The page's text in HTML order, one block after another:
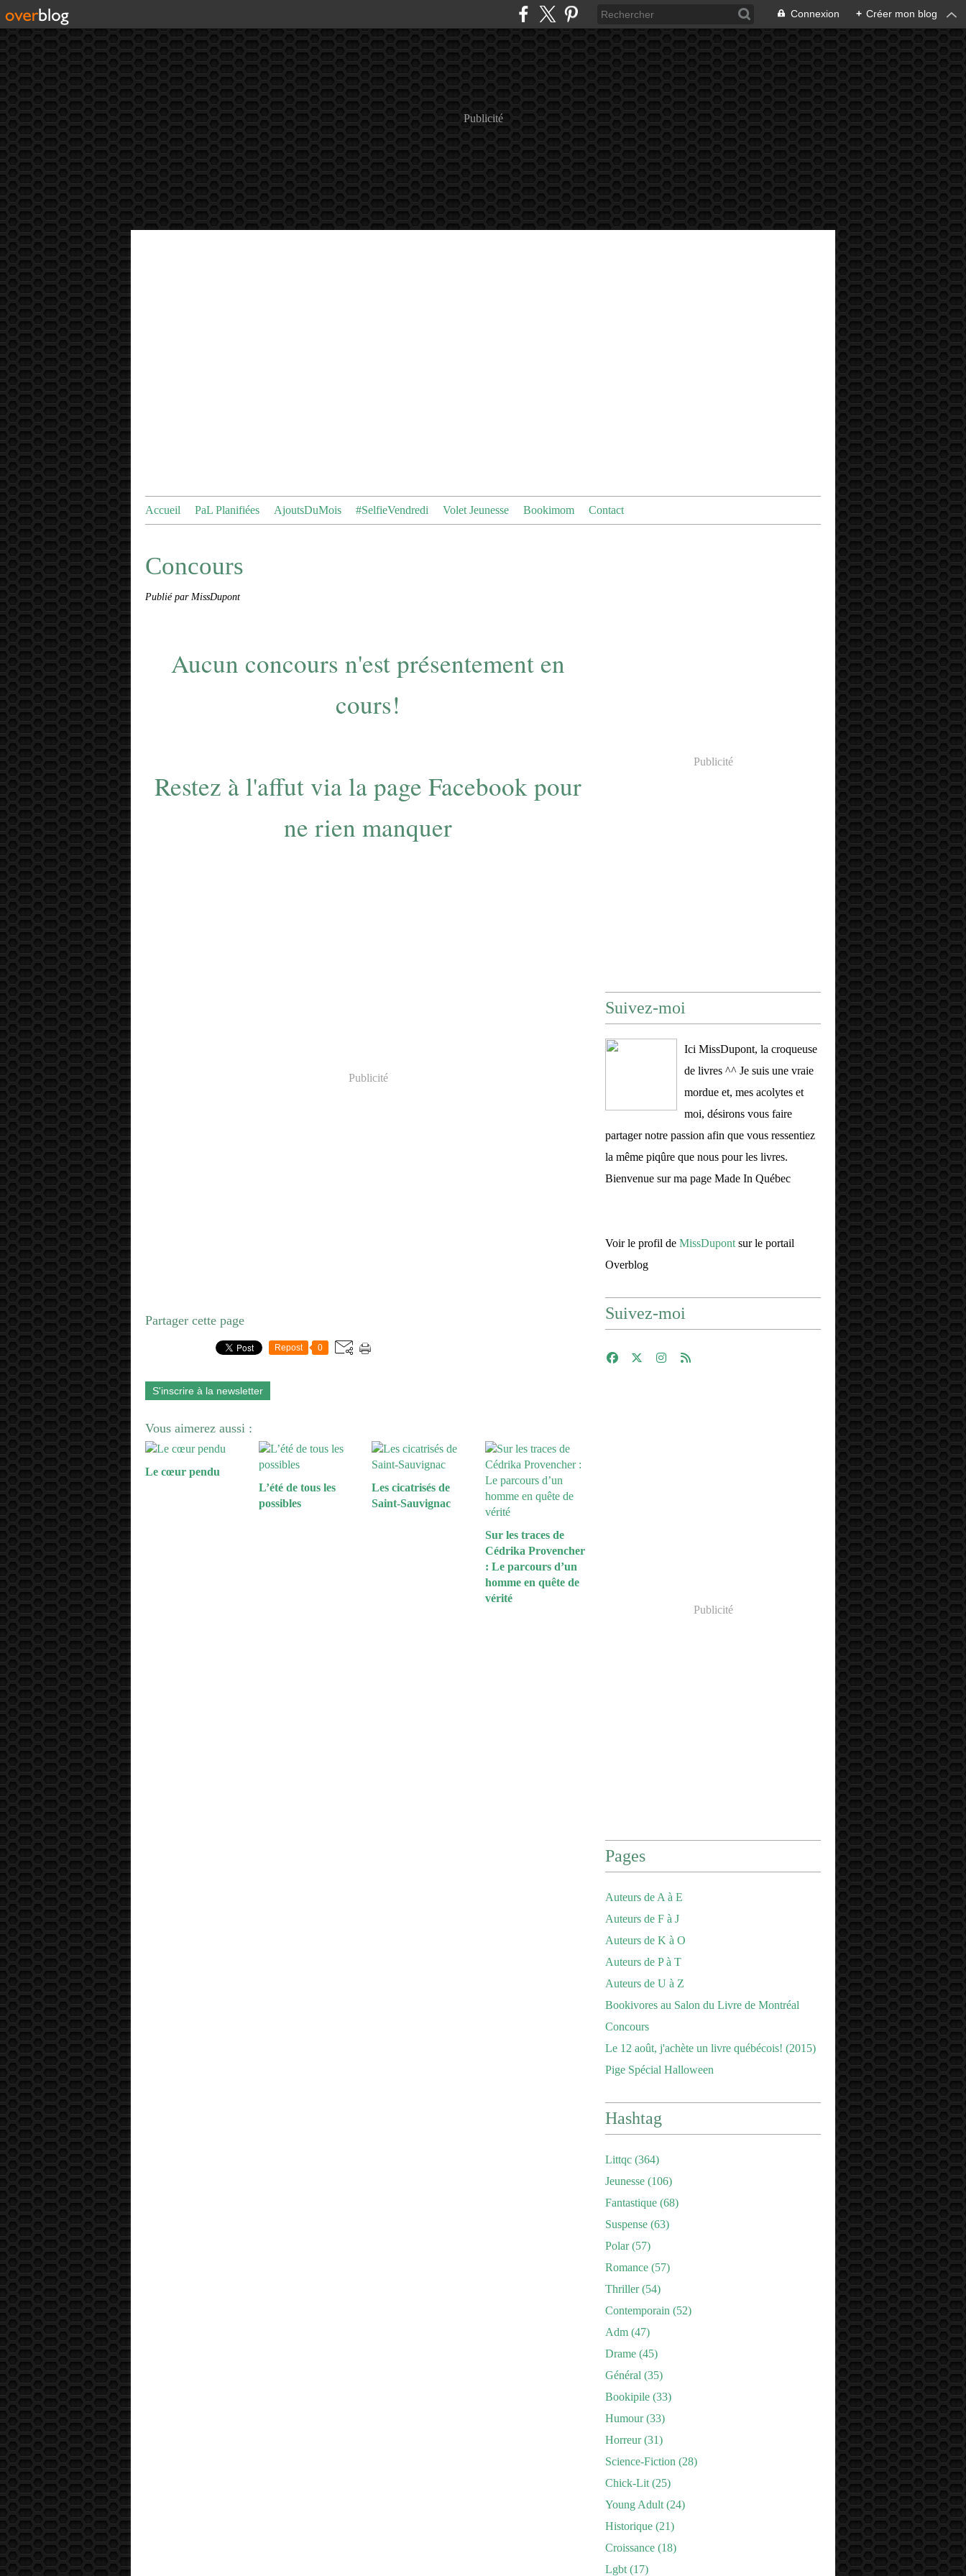
Connexion + Créer mon blog
Publicité
Accueil PaL Planifiées AjoutsDuMois #SelfieVendredi Volet Jeunesse Bookimom Contact
Concours
Publié par MissDupont
Aucun concours n'est présentement en
cours!
Restez à l'affut via la page Facebookpour
ne rien manquer
Publicité
Partager cette page
Repost 0
S'inscrire à la newsletter
Vous aimerez aussi :
Le cœur pendu
L’été de tous les
possibles
Les cicatrisés de
Saint-Sauvignac
Sur les traces de
Cédrika Provencher
: Le parcours d’un
homme en quête de
vérité
Publicité
Suivez-moi
Ici MissDupont, la croqueuse
de livres ^^ Je suis une vraie
mordue et, mes acolytes et
moi, désirons vous faire
partager notre passion afin que vous ressentiez
la même piqûre que nous pour les livres.
Bienvenue sur ma page Made In Québec
Voir le profil de MissDupont sur le portail
Overblog
Suivez-moi
Publicité
Pages
Auteurs de A à E
Auteurs de F à J
Auteurs de K à O
Auteurs de P à T
Auteurs de U à Z
Bookivores au Salon du Livre de Montréal
Concours
Le 12 août, j'achète un livre québécois! (2015)
Pige Spécial Halloween
Hashtag
Littqc (364)
Jeunesse (106)
Fantastique (68)
Suspense (63)
Polar(57)
Romance (57)
Thriller(54)
Contemporain (52)
Adm (47)
Drame (45)
Général (35)
Bookipile (33)
Humour(33)
Horreur(31)
Science-Fiction (28)
Chick-Lit (25)
Young Adult (24)
Historique (21)
Croissance (18)
Lgbt (17)